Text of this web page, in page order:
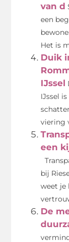
van d
een
Het is
Duik
IJssel
IJssel
viering
een
bij
weet je
De